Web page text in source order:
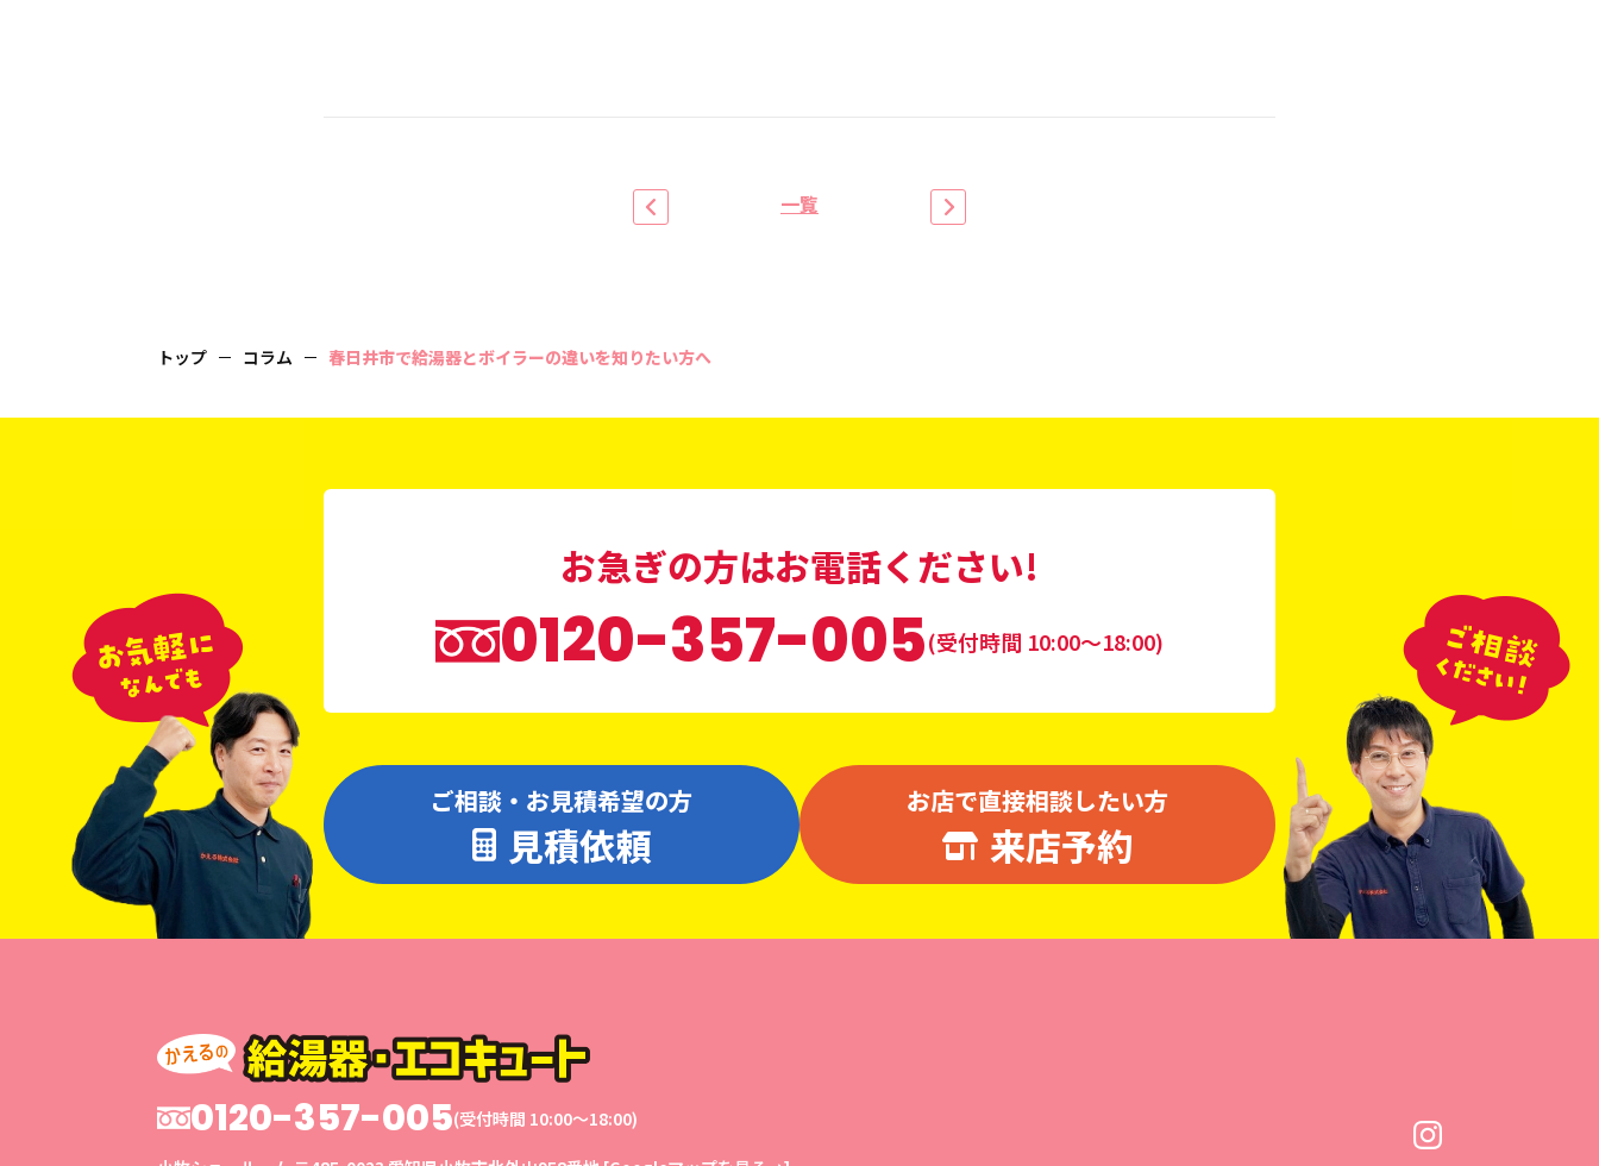
一覧
トップ コラム 春日井市で給湯器とボイラーの違いを知りたい方へ
お急ぎの方はお電話ください!
0120-357-005(受付時間 10:00〜18:00)
ご相談・お見積希望の方
見積依頼
お店で直接相談したい方
来店予約
0120-357-005(受付時間 10:00〜18:00)